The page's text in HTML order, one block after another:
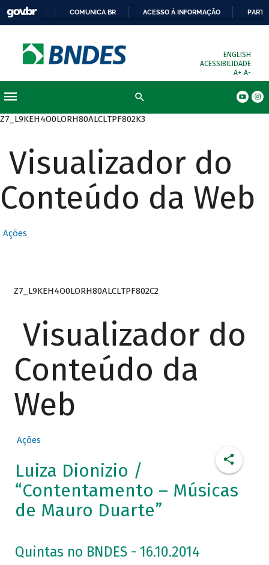
COMUNICA BR ACESSO À INFORMAÇÃO
ENGLISH
ACESSIBILIDADE
A+ A-
Z7_L9KEH4O0LORH80ALCLTPF802K3
Visualizador do
Conteúdo da Web
Ações
Z7_L9KEH4O0LORH80ALCLTPF802C2
Visualizador do
Conteúdo da
Web
Ações
Luiza Dionizio /
“Contentamento – Músicas
de Mauro Duarte”
Quintas no BNDES - 16.10.2014